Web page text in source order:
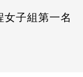
子組第一名